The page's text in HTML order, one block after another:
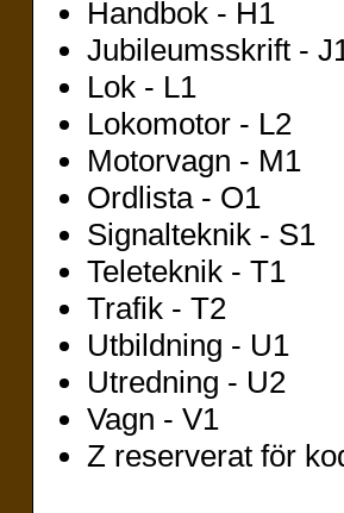
Handbok - H1
Jubileumsskrift -
Lok - L1
Lokomotor - L2
Motorvagn - M1
Ordlista - O1
Signalteknik - S1
Teleteknik - T1
Trafik - T2
Utbildning - U1
Utredning - U2
Vagn - V1
Z reserverat för